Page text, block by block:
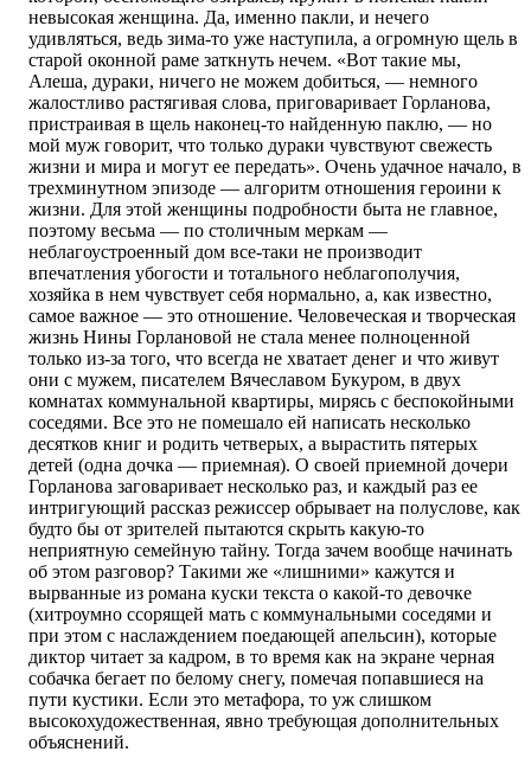
невысокая женщина. Да, именно пакли, и нечего
удивляться, ведь зима-то уже наступила, а огромную щель в
старой оконной раме заткнуть нечем. «Вот такие мы,
Алеша, дураки, ничего не можем добиться, — немного
жалостливо растягивая слова, приговаривает Горланова,
пристраивая в щель наконец-то найденную паклю, — но
мой муж говорит, что только дураки чувствуют свежесть
жизни и мира и могут ее передать». Очень удачное начало, в
трехминутном эпизоде — алгоритм отношения героини к
жизни. Для этой женщины подробности быта не главное,
поэтому весьма — по столичным меркам —
неблагоустроенный дом все-таки не производит
впечатления убогости и тотального неблагополучия,
хозяйка в нем чувствует себя нормально, а, как известно,
самое важное — это отношение. Человеческая и творческая
жизнь Нины Горлановой не стала менее полноценной
только из-за того, что всегда не хватает денег и что живут
они с мужем, писателем Вячеславом Букуром, в двух
комнатах коммунальной квартиры, мирясь с беспокойными
соседями. Все это не помешало ей написать несколько
десятков книг и родить четверых, а вырастить пятерых
детей (одна дочка — приемная). О своей приемной дочери
Горланова заговаривает несколько раз, и каждый раз ее
интригующий рассказ режиссер обрывает на полуслове, как
будто бы от зрителей пытаются скрыть какую-то
неприятную семейную тайну. Тогда зачем вообще начинать
об этом разговор? Такими же «лишними» кажутся и
вырванные из романа куски текста о какой-то девочке
(хитроумно ссорящей мать с коммунальными соседями и
при этом с наслаждением поедающей апельсин), которые
диктор читает за кадром, в то время как на экране черная
собачка бегает по белому снегу, помечая попавшиеся на
пути кустики. Если это метафора, то уж слишком
высокохудожественная, явно требующая дополнительных
объяснений.